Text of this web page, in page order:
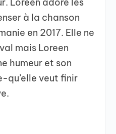
Loreen adore les
à la chanson
en 2017. Elle ne
mais Loreen
humeur et son
qu’elle veut finir